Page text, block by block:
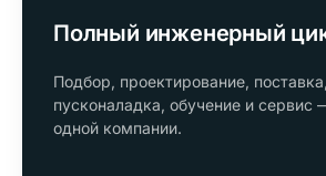
Полный инженерный
Подбор, проектирование,
пусконаладка, обучение и сервис
одной компании.